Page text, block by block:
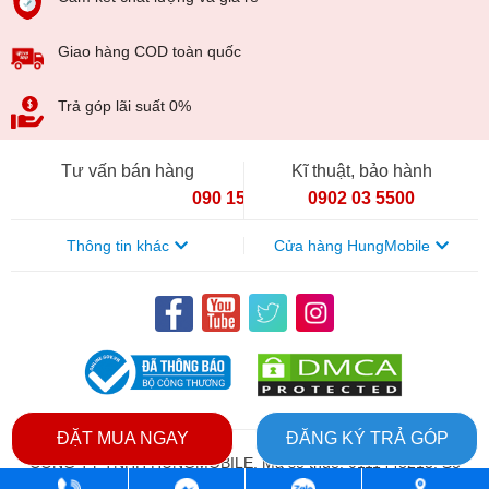
trên tay siêu phẩm đến từ hãng công nghệ lớn nhất thế giới
sẽ sẽ chính phục khách hàng khó tính nhất.
ĐẶT MUA NGAY ĐĂNG KÝ TRẢ GÓP
Giao hàng COD toàn quốc
Trả góp lãi suất 0%
Tư vấn bán hàng
090 154 8866
Kĩ thuật, bảo hành
0902 03 5500
Thông tin khác Cửa hàng HungMobile
CÔNG TY TNHH HUNGMOBILE. Mã số thuế: 0111448213. Số